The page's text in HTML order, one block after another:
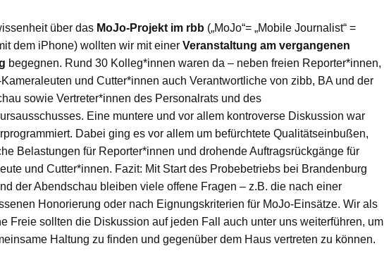
über das MoJo-Projekt im rbb („MoJo“= „Mobile Journalist“ =
dem iPhone) wollten wir mit einer Veranstaltung am vergangenen
begegnen. Rund 30 Kolleg*innen waren da – neben freien Reporter*innen,
und Cutter*innen auch Verantwortliche von zibb, BA und der
sowie Vertreter*innen des Personalrats und des
Eine muntere und vor allem kontroverse Diskussion war
Dabei ging es vor allem um befürchtete Qualitätseinbußen,
Belastungen für Reporter*innen und drohende Auftragsrückgänge für
und Cutter*innen. Fazit: Mit Start des Probebetriebs bei Brandenburg
der Abendschau bleiben viele offene Fragen – z.B. die nach einer
Honorierung oder nach Eignungskriterien für MoJo-Einsätze. Wir als
Freie sollten die Diskussion auf jeden Fall auch unter uns weiterführen, um
Haltung zu finden und gegenüber dem Haus vertreten zu können.